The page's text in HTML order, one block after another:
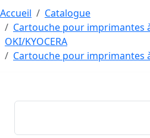
Accueil
Catalogue
Cartouche pour imprimantes
OKI/KYOCERA
Cartouche pour imprimantes